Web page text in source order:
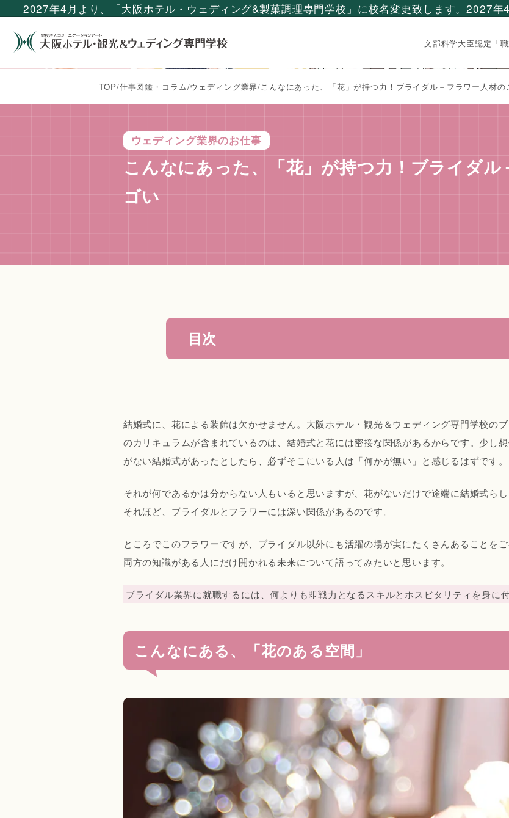
2027年4月より、「大阪ホテル・ウェディング&製菓調理専門学校」に校名変更致します。2027年
文部科学大臣認定「
TOP/仕事図鑑・コラム/ウェディング業界/ こんなにあった、「花」が持つ力！ブライダル＋フラワー人材の
ウェディング業界のお仕事
こんなにあった、「花」が持つ力！ブライダ
ゴい
目次
フラワー＋ブライダル＝フォーマル？
ブライダルのコースにフラワーのカリキュラムが
男性には無縁の世界？いえいえ、そんなことはあ
結婚式に、花による装飾は欠かせません。大阪ホテル・観光＆ウェディング専門学校の
のカリキュラムが含まれているのは、結婚式と花には密接な関係があるからです。少し
がない結婚式があったとしたら、必ずそこにいる人は「何かが無い」と感じるはずです。
それが何であるかは分からない人もいると思いますが、花がないだけで途端に結婚式ら
それほど、ブライダルとフラワーには深い関係があるのです。
ところでこのフラワーですが、ブライダル以外にも活躍の場が実にたくさんあることを
両方の知識がある人にだけ開かれる未来について語ってみたいと思います。
ブライダル業界に就職するには、何よりも即戦力となるスキルとホスピタリティを身に
こんなにある、「花のある空間」